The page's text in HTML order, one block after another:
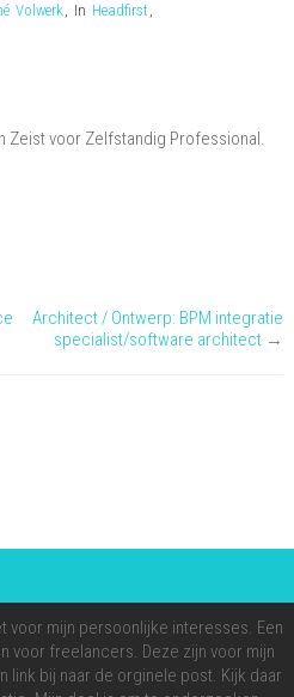
Volwerk, In Headfirst ,
Zeist voor Zelfstandig Professional.
Architect / Ontwerp: BPM integratie
specialist/software architect →
voor mijn persoonlijke interesses. Een
voor freelancers. Deze zijn voor mijn
link bij naar de orginele post. Kijk daar